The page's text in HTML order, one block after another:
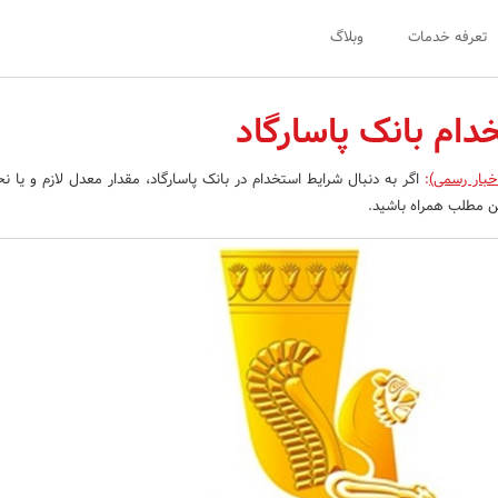
تعرفه خدمات وبلاگ
بانک پاسارگاد
رسمی): اگر به دنبال شرایط استخدام در بانک پاسارگاد، مقدار معدل لازم و یا
مطلب همراه باشید.